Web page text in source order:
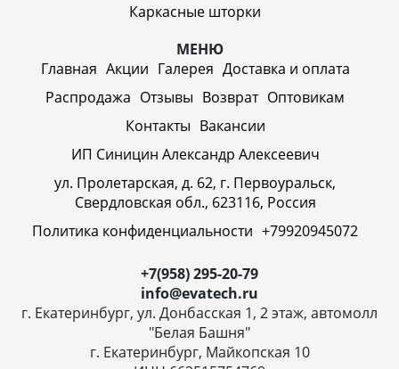
Каркасные шторки
МЕНЮ
Главная Акции Галерея Доставка и оплата
Распродажа Отзывы Возврат Оптовикам
Контакты Вакансии
ИП Синицин Александр Алексеевич
ул. Пролетарская, д. 62, г. Первоуральск,
Свердловская обл., 623116, Россия
Политика конфиденциальности +79920945072
+7(958) 295-20-79
info@evatech.ru
г. Екатеринбург, ул. Донбасская 1, 2 этаж, автомолл
"Белая Башня"
г. Екатеринбург, Майкопская 10